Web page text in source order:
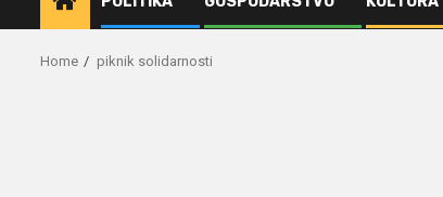
Home piknik solidarnosti